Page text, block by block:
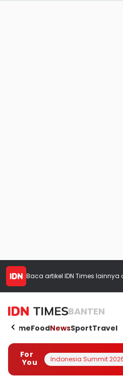
Baca artikel IDN Times lainnya
BANTEN
HomeFoodNewsSportTravel
For
You
Indonesia Summit